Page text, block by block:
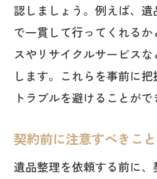
認しましょう。例えば、
で一貫して行ってくれる
スやリサイクルサービス
します。これらを事前に
トラブルを避けることがで
契約前に注意すべきこと
遺品整理を依頼する前に